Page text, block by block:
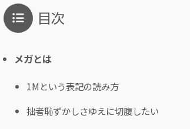
目次
メガとは
1Mという表記の読み方
拙者恥ずかしさゆえに切腹したい